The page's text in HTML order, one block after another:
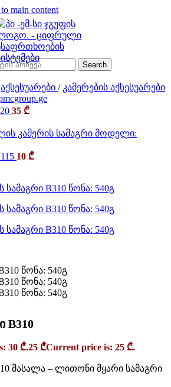
main content
Search
აქსესუარები / კამერების აქსესუარები
35 ₾
10 ₾
B310
30 ₾.25 ₾Current price is: 25 ₾.
მასალა – ლითონი მყარი სამაგრი